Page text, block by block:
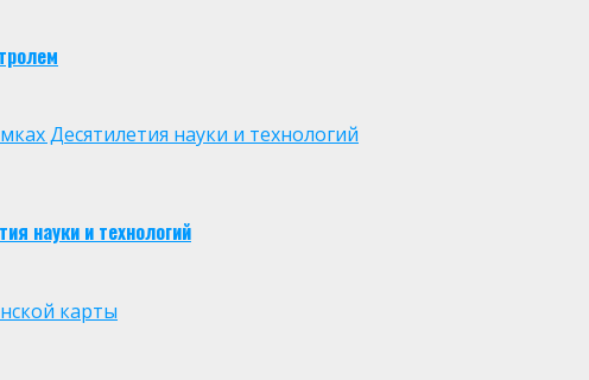
Десятилетия науки и технологий
науки и технологий
карты